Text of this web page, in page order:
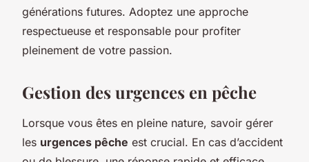
générations futures. Adoptez une approche
respectueuse et responsable pour profiter
pleinement de votre passion.
Gestion des urgences en pêche
Lorsque vous êtes en pleine nature, savoir gérer
les urgences pêche est crucial. En cas d’accident